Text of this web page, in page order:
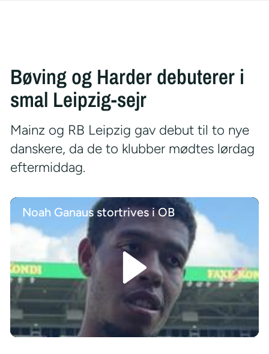
Bøving og Harder debuterer i
smal Leipzig-sejr
Mainz og RB Leipzig gav debut til to nye
danskere, da de to klubber mødtes lørdag
eftermiddag.
Noah Ganaus stortrives i OB
/